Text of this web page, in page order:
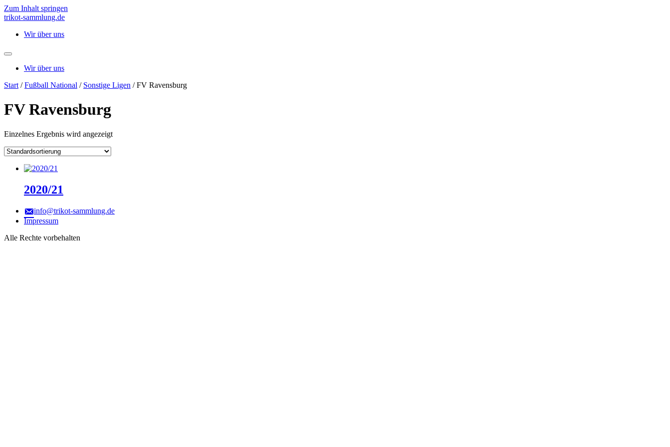
Zum Inhalt springen
trikot-sammlung.de
Wir über uns
Wir über uns
Start /Fußball National / Sonstige Ligen / FV Ravensburg
FV Ravensburg
Einzelnes Ergebnis wird angezeigt
2020/21
info@trikot-sammlung.de
Impressum
Alle Rechte vorbehalten